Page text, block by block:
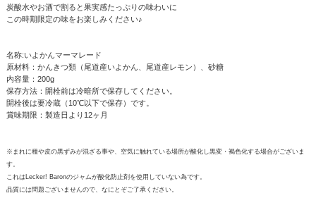
炭酸水やお酒で割ると果実感たっぷりの味わいに
この時期限定の味をお楽しみください♪
名称:いよかんマーマレード
原材料：かんきつ類（尾道産いよかん、尾道産レモン）、砂糖
内容量：200g
保存方法：開栓前は冷暗所で保存してください。
開栓後は要冷蔵（10℃以下で保存）です。
賞味期限：製造日より12ヶ月
※まれに種や皮の黒ずみが混ざる事や、空気に触れている場所が酸化し黒変・褐色化する場合がございま
す。
これはLecker! Baronのジャムが酸化防止剤を使用していない為です。
品質には問題ございませんので、なにとぞご了承ください。